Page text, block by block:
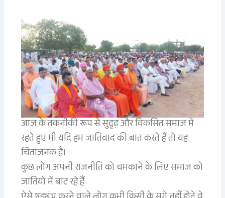
आज के तकनीकी रूप से सुदृढ़ और विकसित समाज में
रहते हुए भी यदि हम जातिवाद की बात करते हैं तो यह
चिंताजनक है।
कुछ लोग अपनी राजनीति को चमकाने के लिए समाज को
जातियों में बांट रहे हैं